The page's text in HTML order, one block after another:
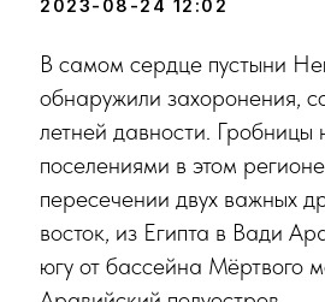
2023-08-24 12:02
В самом сердце пустыни
обнаружили захоронения,
летней давности.
поселениями в этом
пересечении двух важных
восток, из Египта в Вади
югу от бассейна